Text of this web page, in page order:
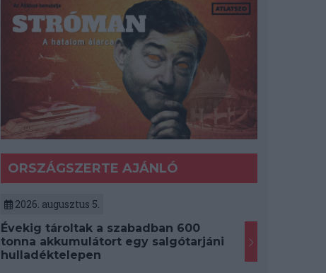
ORSZÁGSZERTE AJÁNLÓ
2026. augusztus 5.
Évekig tároltak a szabadban 600
tonna akkumulátort egy salgótarjáni
hulladéktelepen